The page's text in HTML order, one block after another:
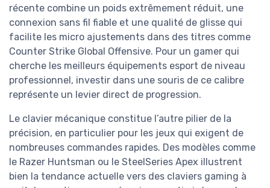
récente combine un poids extrêmement réduit, une
connexion sans fil fiable et une qualité de glisse qui
facilite les micro ajustements dans des titres comme
Counter Strike Global Offensive. Pour un gamer qui
cherche les meilleurs équipements esport de niveau
professionnel, investir dans une souris de ce calibre
représente un levier direct de progression.
Le clavier mécanique constitue l’autre pilier de la
précision, en particulier pour les jeux qui exigent de
nombreuses commandes rapides. Des modèles comme
le Razer Huntsman ou le SteelSeries Apex illustrent
bien la tendance actuelle vers des claviers gaming à